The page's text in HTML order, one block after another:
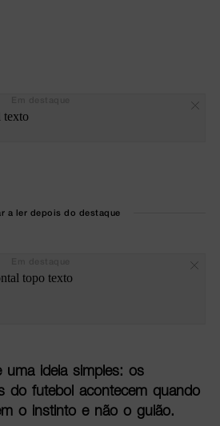
a ler depois do destaque
ideia simples: os
do futebol acontecem quando
o instinto e não o guião.